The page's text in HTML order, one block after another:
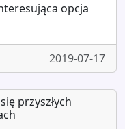
opcja
2019-07-17
przyszłych